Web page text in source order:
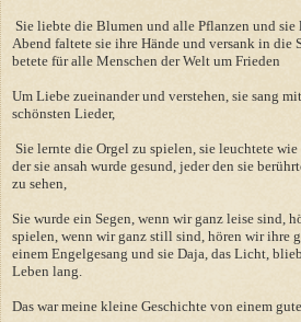
Sie liebte die Blumen und alle Pflanzen und sie
Abend faltete sie ihre Hände und versank in die
betete für alle Menschen der Welt um Frieden
Um Liebe zueinander und verstehen, sie sang
schönsten Lieder,
Sie lernte die Orgel zu spielen, sie leuchtete
der sie ansah wurde gesund, jeder den sie
zu sehen,
Sie wurde ein Segen, wenn wir ganz leise sind,
spielen, wenn wir ganz still sind, hören wir ihre
einem Engelgesang und sie Daja, das Licht,
Leben lang.
Das war meine kleine Geschichte von einem